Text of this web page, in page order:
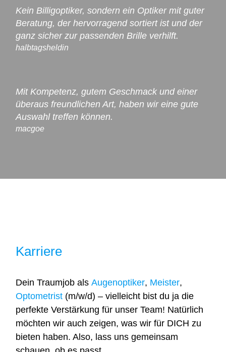
Kein Billigoptiker, sondern ein Optiker mit guter
Beratung, der hervorragend sortiert ist und der
ganz sicher zur passenden Brille verhilft.
halbtagsheldin
Mit Kompetenz, gutem Geschmack und einer
überaus freundlichen Art, haben wir eine gute
Auswahl treffen können.
macgoe
Karriere
Dein Traumjob alsAugenoptiker, Meister,
Optometrist (m/w/d) – vielleicht bist du ja die
perfekte Verstärkung für unser Team! Natürlich
möchten wir auch zeigen, was wir für DICH zu
bieten haben. Also, lass uns gemeinsam